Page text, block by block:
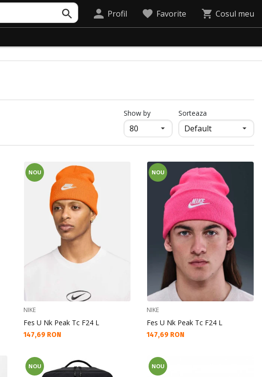
Profil Favorite Cosul meu
Show byпродукти на страница
Sorteaza
NOU
NIKE
Fes U Nk Peak Tc F24 L
Текуща цена:
147,69 RON
NOU
NIKE
Fes U Nk Peak Tc F24 L
Текуща цена:
147,69 RON
NOU NOU